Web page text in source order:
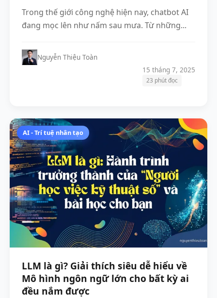
Trong thế giới công nghệ hiện nay, chatbot AI
đang mọc lên như nấm sau mưa. Từ những...
Nguyễn Thiệu Toàn
15 tháng 7, 2025
23 phút đọc
AI - Trí tuệ nhân tạo
LLM là gì? Giải thích siêu dễ hiểu về
Mô hình ngôn ngữ lớn cho bất kỳ ai
đều nắm được